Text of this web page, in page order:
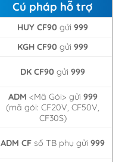
Cú pháp hỗ trợ
HUY CF90 gửi999
KGH CF90 gửi999
DK CF90 gửi999
ADM <Mã Gói> gửi 999
(mã gói: CF20V, CF50V,
CF30S)
ADM CF số TB phụ gửi999